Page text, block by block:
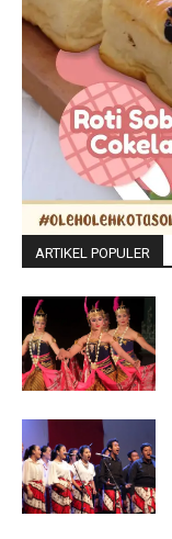
ARTIKEL POPULER